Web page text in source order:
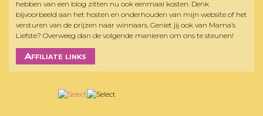
hebben van een blog zitten nu ook eenmaal kosten. Denk
bijvoorbeeld aan het hosten en onderhouden van mijn website of het
versturen van de prijzen naar winnaars. Geniet jij ook van Mama’s
Liefste? Overweeg dan de volgende manieren om ons te steunen!
Affiliate links